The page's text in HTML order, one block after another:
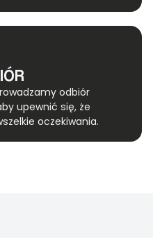
odbiór
upewnić się, że
oczekiwania.